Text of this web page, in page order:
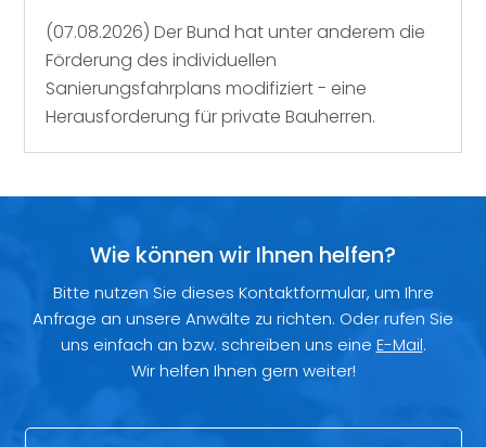
(07.08.2026) Der Bund hat unter anderem die
Förderung des individuellen
Sanierungsfahrplans modifiziert - eine
Herausforderung für private Bauherren.
Wie können wir Ihnen helfen?
Bitte nutzen Sie dieses Kontaktformular, um Ihre
Anfrage an unsere Anwälte zu richten. Oder rufen Sie
uns einfach an bzw. schreiben uns eine E-Mail.
Wir helfen Ihnen gern weiter!